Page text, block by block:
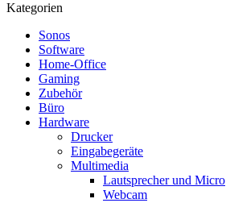
Kategorien
Sonos
Software
Home-Office
Gaming
Zubehör
Büro
Hardware
Drucker
Eingabegeräte
Multimedia
Lautsprecher und Micro
Webcam